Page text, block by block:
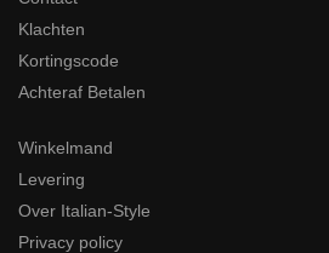
Klachten
Kortingscode
Achteraf Betalen
Winkelmand
Levering
Over Italian-Style
Privacy policy